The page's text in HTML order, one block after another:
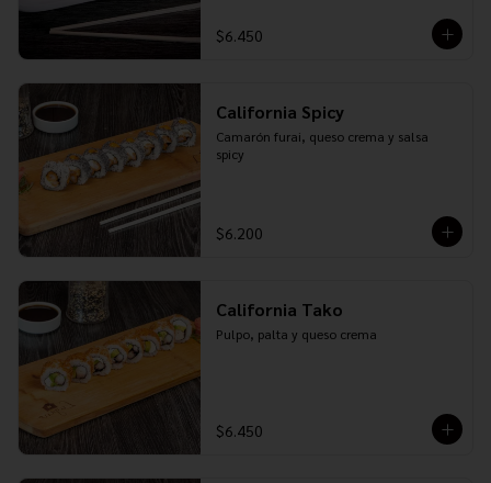
$6.450
California Spicy
Camarón furai, queso crema y salsa
spicy
$6.200
California Tako
Pulpo, palta y queso crema
$6.450